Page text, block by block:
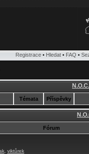
Registrace • Hledat • FAQ •
Témata Příspěvky
Fórum
viktůrek